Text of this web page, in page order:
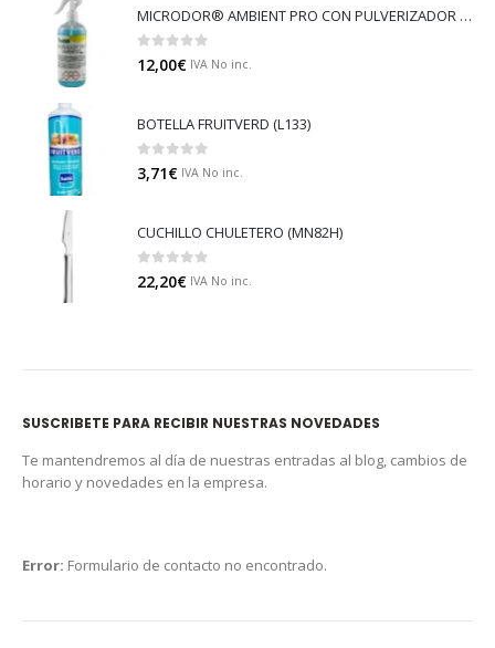
MICRODOR® AMBIENT PRO CON PULVERIZADOR (LB08)
0 out of 5
12,00€ IVA No inc.
BOTELLA FRUITVERD (L133)
0out of 5
3,71€ IVA No inc.
CUCHILLO CHULETERO (MN82H)
0out of 5
22,20€ IVA No inc.
SUSCRIBETE PARA RECIBIR NUESTRAS NOVEDADES
Te mantendremos al día de nuestras entradas al blog, cambios de
horario y novedades en la empresa.
Error: Formulario de contacto no encontrado.